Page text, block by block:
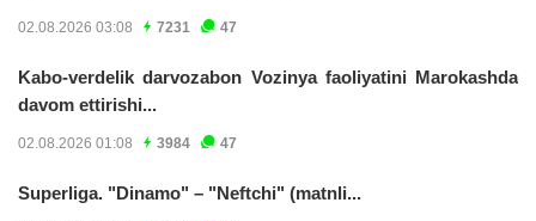
02.08.2026 03:08 7231 47
Kabo-verdelik darvozabon Vozinya faoliyatini Marokashda
davom ettirishi...
02.08.2026 01:08 3984 47
Superliga. "Dinamo" – "Neftchi" (matnli...